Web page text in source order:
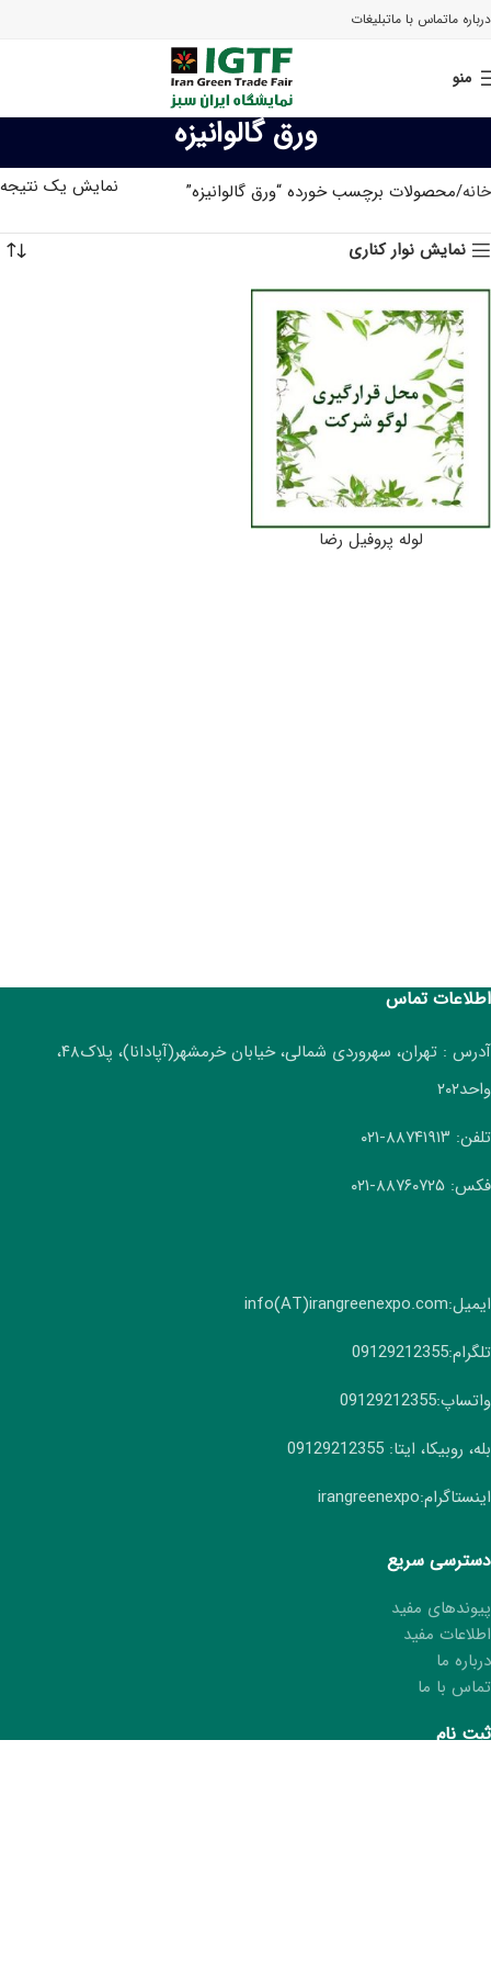
درباره ماتماس با ماتبلیغات
منو
ورق گالوانیزه
خانه محصولات برچسب خورده “ورق گالوانیزه” نمایش یک نتیجه
نمایش نوار کناری
لوله پروفیل رضا
اطلاعات تماس
آدرس : تهران، سهروردی شمالی، خیابان خرمشهر(آپادانا)، پلاک۴۸،
واحد۲۰۲
تلفن: ۸۸۷۴۱۹۱۳-۰۲۱
فکس: ۸۸۷۶۰۷۲۵-۰۲۱
ایمیل:info(AT)irangreenexpo.com
تلگرام:09129212355
واتساپ:09129212355
بله، روبیکا، ایتا: 09129212355
اینستاگرام:irangreenexpo
دسترسی سریع
پیوندهای مفید
اطلاعات مفید
درباره ما
تماس با ما
ثبت نام